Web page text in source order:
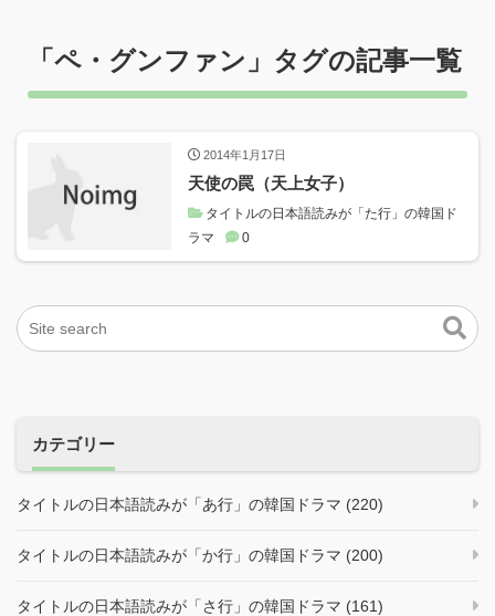
「ペ・グンファン 」タグの記事一覧
2014年1月17日
天使の罠（天上女子）
タイトルの日本語読みが「た行」の韓国ド
ラマ
0
カテゴリー
タイトルの日本語読みが「あ行」の韓国ドラマ (220)
タイトルの日本語読みが「か行」の韓国ドラマ (200)
タイトルの日本語読みが「さ行」の韓国ドラマ (161)